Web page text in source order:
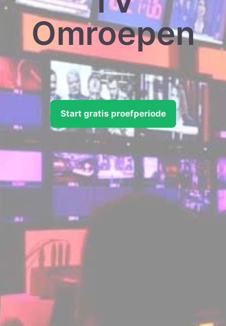
Omroepen
Start gratis proefperiode